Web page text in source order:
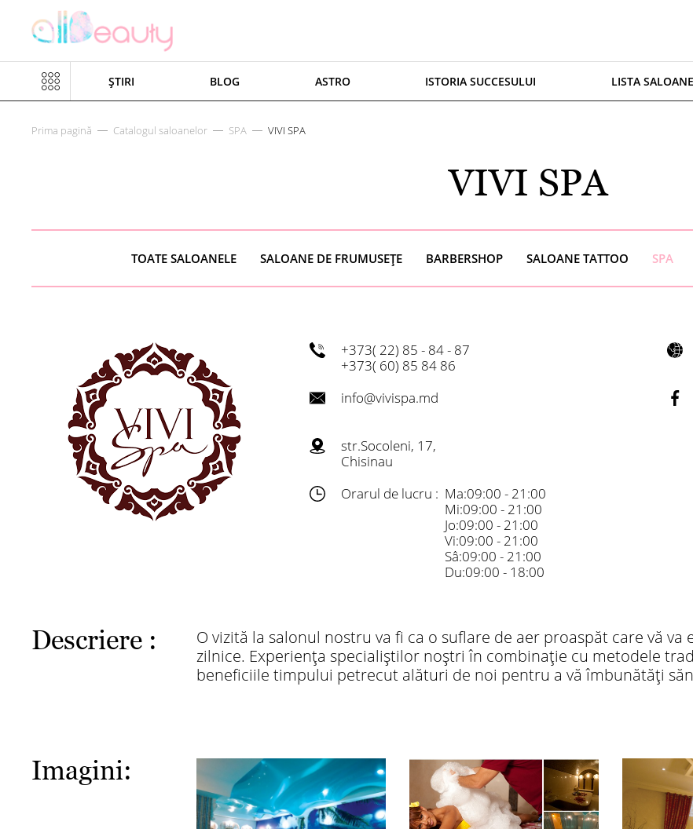
ȘTIRI BLOG ASTRO ISTORIA SUCCESULUI LISTA
Prima pagină Catalogul saloanelor SPA VIVI SPA
VIVI SPA
TOATE SALOANELE SALOANE DE FRUMUSEȚE BARBERSHOP SALOANE TATTOO SPA
+373( 22) 85 - 84 - 87
+373( 60) 85 84 86
info@vivispa.md
str.Socoleni, 17,
Chisinau
Orarul de lucru : Ma:09:00 - 21:00
Mi:09:00 - 21:00
Jo:09:00 - 21:00
Vi:09:00 - 21:00
Sâ:09:00 - 21:00
Du:09:00 - 18:00
Descriere :
O vizită la salonul nostru va fi ca o suflare de aer proaspăt care vă
zilnice. Experiența specialiștilor noștri în combinație cu metodele
beneficiile timpului petrecut alături de noi pentru a vă îmbunătăți
Imagini: